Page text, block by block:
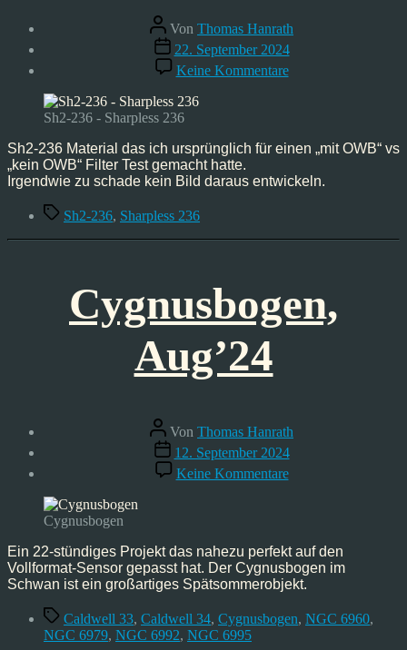
Beitragsautor
Von Thomas Hanrath
Veröffentlichungsdatum
22. September 2024
Keine Kommentarezu
Sharpless
Sh2-236 - Sharpless 236
Sh2-236 Material das ich ursprünglich für einen „mit OWB“ vs
„kein OWB“ Filter Test gemacht hatte.
Irgendwie zu schade kein Bild daraus entwickeln.
Schlagwörter
Sh2-236, Sharpless 236
Cygnusbogen,
Aug’24
Beitragsautor
Von Thomas Hanrath
Veröffentlichungsdatum
12. September 2024
Keine Kommentarezu
Cygnusbogen,
Cygnusbogen
Ein 22-stündiges Projekt das nahezu perfekt auf den
Vollformat-Sensor gepasst hat. Der Cygnusbogen im
Schwan ist ein großartiges Spätsommerobjekt.
Schlagwörter
Caldwell 33, Caldwell 34, Cygnusbogen, NGC 6960,
NGC 6979, NGC 6992, NGC 6995